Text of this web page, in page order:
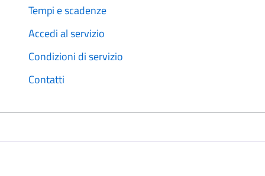
Tempi e scadenze
Accedi al servizio
Condizioni di servizio
Contatti